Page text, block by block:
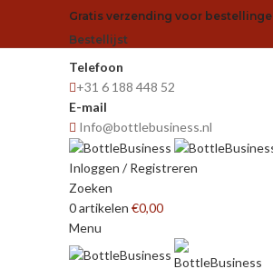
Gratis verzending voor
Bestellijst
Telefoon
+31 6 188 448 52
E-mail
Info@bottlebusiness.nl
Inloggen / Registreren
Zoeken
0artikelen €0,00
Menu